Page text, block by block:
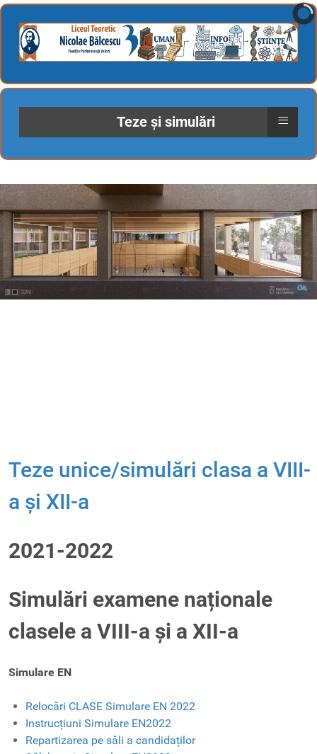
Teze și simulări ≡
Teze unice/simulări clasa a VIII-
a și XII-a
2021-2022
Simulări examene naționale
clasele a VIII-a și a XII-a
Simulare EN
Relocări CLASE Simulare EN 2022
Instrucțiuni Simulare EN2022
Repartizarea pe săli a candidaților